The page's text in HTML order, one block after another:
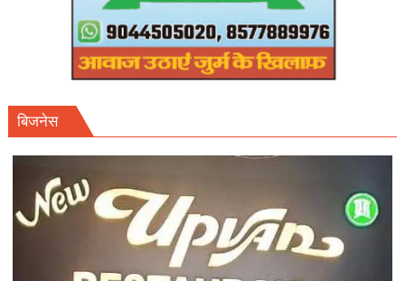
बिजनेस